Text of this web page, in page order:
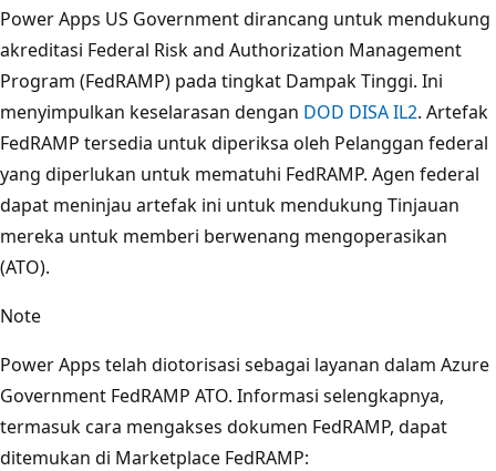
Power Apps US Government dirancang untuk mendukung
akreditasi Federal Risk and Authorization Management
Program (FedRAMP) pada tingkat Dampak Tinggi. Ini
menyimpulkan keselarasan dengan DOD DISA IL2. Artefak
FedRAMP tersedia untuk diperiksa oleh Pelanggan federal
yang diperlukan untuk mematuhi FedRAMP. Agen federal
dapat meninjau artefak ini untuk mendukung Tinjauan
mereka untuk memberi berwenang mengoperasikan
(ATO).
Note
Power Apps telah diotorisasi sebagai layanan dalam Azure
Government FedRAMP ATO. Informasi selengkapnya,
termasuk cara mengakses dokumen FedRAMP, dapat
ditemukan di Marketplace FedRAMP: